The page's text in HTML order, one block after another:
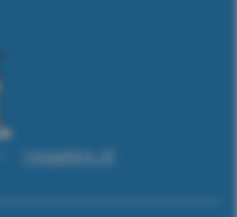
rvspaleis.nl